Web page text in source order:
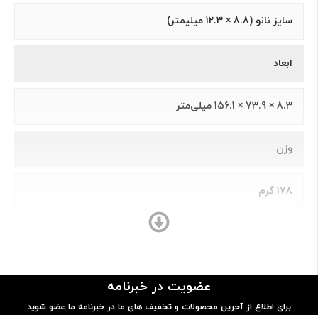
سايز نانو (8.8 × 12.3 ميلیمتر)
ابعاد
8.3 × 73.9 × 156.1 میلی‌متر
وزن
178 گرم
64 بیتی
عضویت در خبرنامه
برای اطلاع از آخرین محصولات و تخفیف های ما در خبرنامه ما عضو شوید